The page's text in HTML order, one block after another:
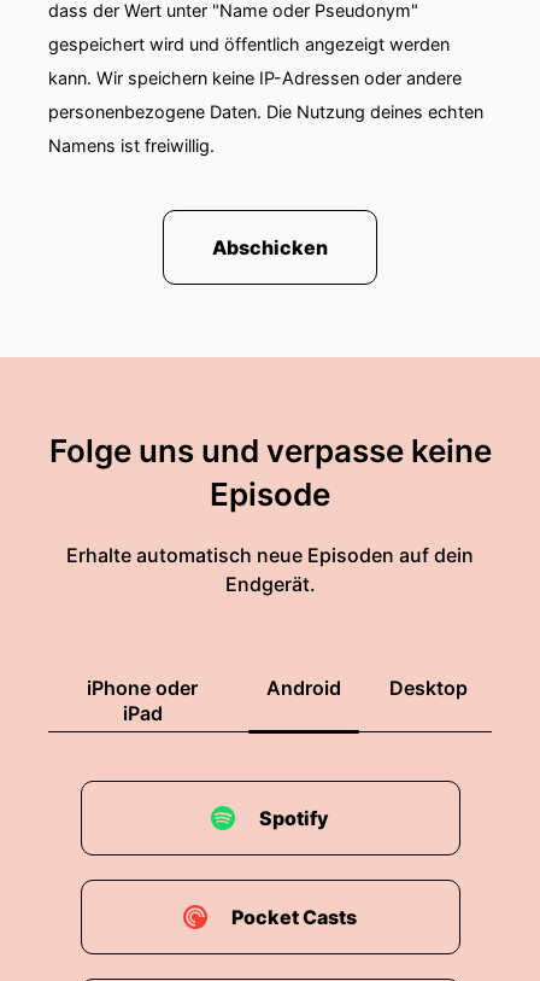
dass der Wert unter "Name oder Pseudonym"
gespeichert wird und öffentlich angezeigt werden
kann. Wir speichern keine IP-Adressen oder andere
personenbezogene Daten. Die Nutzung deines echten
Namens ist freiwillig.
Abschicken
Folge uns und verpasse keine
Episode
Erhalte automatisch neue Episoden auf dein
Endgerät.
iPhone oder
iPad
Android Desktop
Spotify
Pocket Casts